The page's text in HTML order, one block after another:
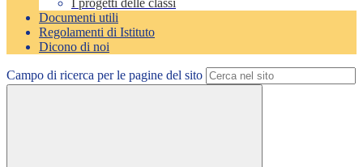
I progetti delle classi
Documenti utili
Regolamenti di Istituto
Dicono di noi
Campo di ricerca per le pagine del sito